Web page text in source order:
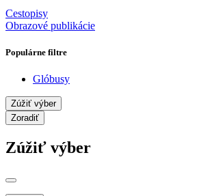
Cestopisy
Obrazové publikácie
Populárne filtre
Glóbusy
Zúžiť výber
Zoradiť
Zúžiť výber